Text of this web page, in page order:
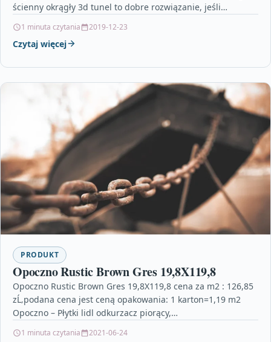
ścienny okrągły 3d tunel to dobre rozwiązanie, jeśli
1 minuta czytania 2019-12-23
Czytaj więcej
PRODUKT
Opoczno Rustic Brown Gres 19,8X119,8
Opoczno Rustic Brown Gres 19,8X119,8 cena za m2 : 126,85
zĹ‚podana cena jest ceną opakowania: 1 karton=1,19 m2
Opoczno – Płytki lidl odkurzacz piorący,…
1 minuta czytania 2021-06-24